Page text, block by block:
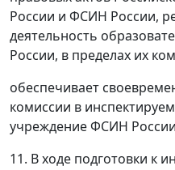
России и ФСИН России,
деятельность
России, в пределах их
обеспечивает
комиссии в
учреждение ФСИН
11. В ходе подготовки к